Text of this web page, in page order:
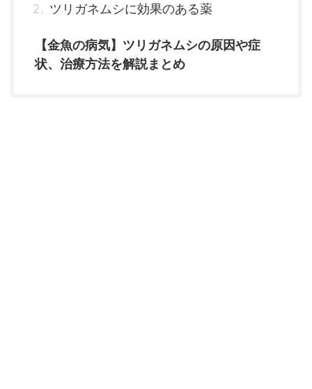
ツリガネムシに効果のある薬
【金魚の病気】ツリガネムシの原因や症
状、治療方法を解説まとめ